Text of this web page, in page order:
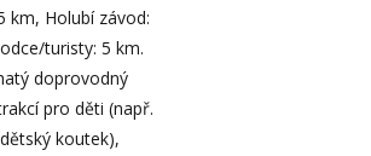
km, Holubí závod:
turisty: 5 km.
doprovodný
pro děti (např.
koutek),